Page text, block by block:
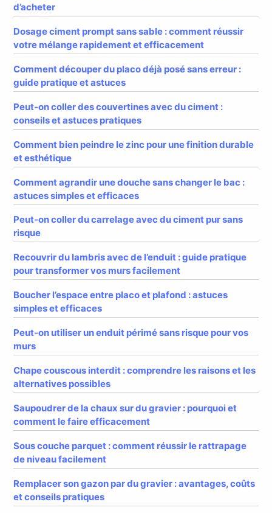
d’acheter
Dosage ciment prompt sans sable : comment réussir
votre mélange rapidement et efficacement
Comment découper du placo déjà posé sans erreur :
guide pratique et astuces
Peut-on coller des couvertines avec du ciment :
conseils et astuces pratiques
Comment bien peindre le zinc pour une finition durable
et esthétique
Comment agrandir une douche sans changer le bac :
astuces simples et efficaces
Peut-on coller du carrelage avec du ciment pur sans
risque
Recouvrir du lambris avec de l’enduit : guide pratique
pour transformer vos murs facilement
Boucher l’espace entre placo et plafond : astuces
simples et efficaces
Peut-on utiliser un enduit périmé sans risque pour vos
murs
Chape couscous interdit : comprendre les raisons et les
alternatives possibles
Saupoudrer de la chaux sur du gravier : pourquoi et
comment le faire efficacement
Sous couche parquet : comment réussir le rattrapage
de niveau facilement
Remplacer son gazon par du gravier : avantages, coûts
et conseils pratiques